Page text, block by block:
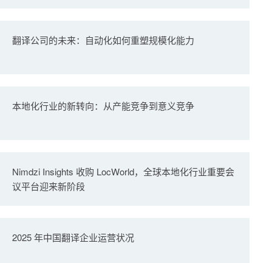
翻译公司的未来：自动化如何重塑规模化能力
本地化行业的新转向：从产能竞争到意义竞争
Nimdzi Insights 收购 LocWorld，全球本地化行业重要会
议平台迎来新阶段
2025 年中国翻译企业运营状况